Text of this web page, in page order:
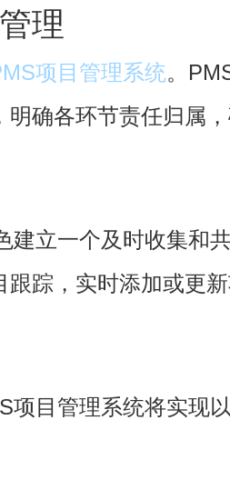
理
项目管理系统。
确各环节责任归属
建立一个及时收集和
踪，实时添加或更
目管理系统将实现